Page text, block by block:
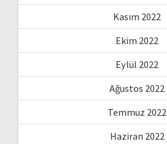
Kasım 2022
Ekim 2022
Eylül 2022
Ağustos 2022
Temmuz 2022
Haziran 2022